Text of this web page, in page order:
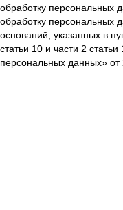
обработку персональных
обработку персональных
оснований, указанных в
статьи 10 и части 2
персональных данных» от